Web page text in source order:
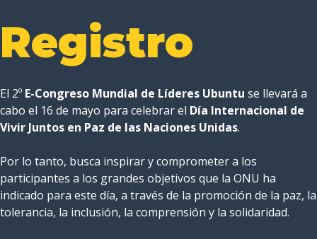
Registro
El 2º E-Congreso Mundial de Líderes Ubuntu se llevará a
cabo el 16 de mayo para celebrar el Día Internacional de
Vivir Juntos en Paz de las Naciones Unidas.
Por lo tanto, busca inspirar y comprometer a los
participantes a los grandes objetivos que la ONU ha
indicado para este día, a través de la promoción de la paz, la
tolerancia, la inclusión, la comprensión y la solidaridad.